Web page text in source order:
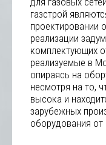
газстрой
проектировании
реализации
комплектующих
реализуемые в
опираясь на
несмотря на то,
высока и
зарубежных
оборудования от